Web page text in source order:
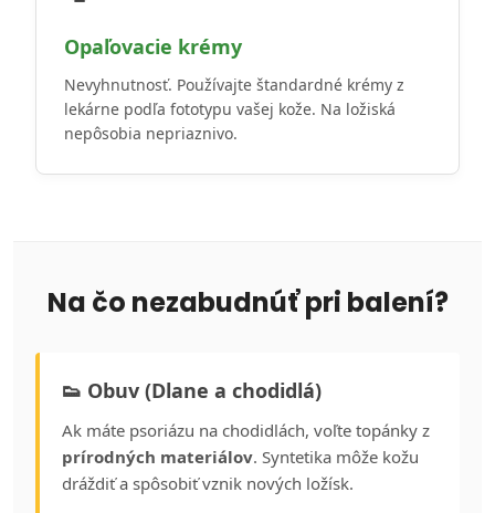
Opaľovacie krémy
Nevyhnutnosť. Používajte štandardné krémy z
lekárne podľa fototypu vašej kože. Na ložiská
nepôsobia nepriaznivo.
Na čo nezabudnúť pri balení?
👟 Obuv (Dlane a chodidlá)
Ak máte psoriázu na chodidlách, voľte topánky z
prírodných materiálov. Syntetika môže kožu
dráždiť a spôsobiť vznik nových ložísk.